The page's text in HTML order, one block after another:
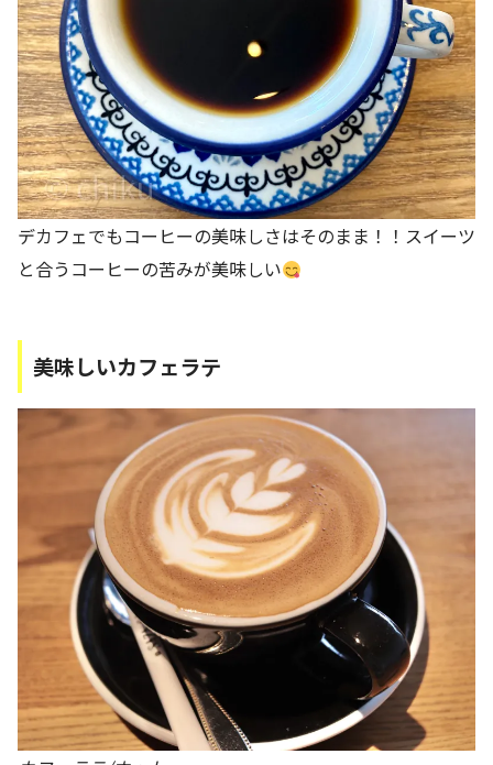
デカフェでもコーヒーの美味しさはそのまま！！スイーツ
と合うコーヒーの苦みが美味しい
美味しいカフェラテ